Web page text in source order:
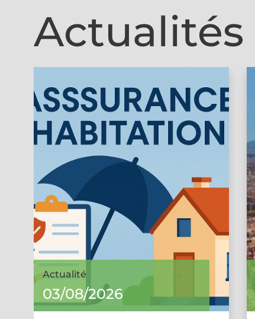
Actualités
Actualité
03/08/2026